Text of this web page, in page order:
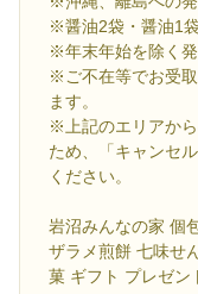
※醤油2袋・醤油1
※年末年始を除く発
※ご不在等でお受
ます。
※上記のエリアか
ため、「キャンセ
ください。
岩沼みんなの家 個
ザラメ煎餅 七味せ
菓 ギフト プレゼン